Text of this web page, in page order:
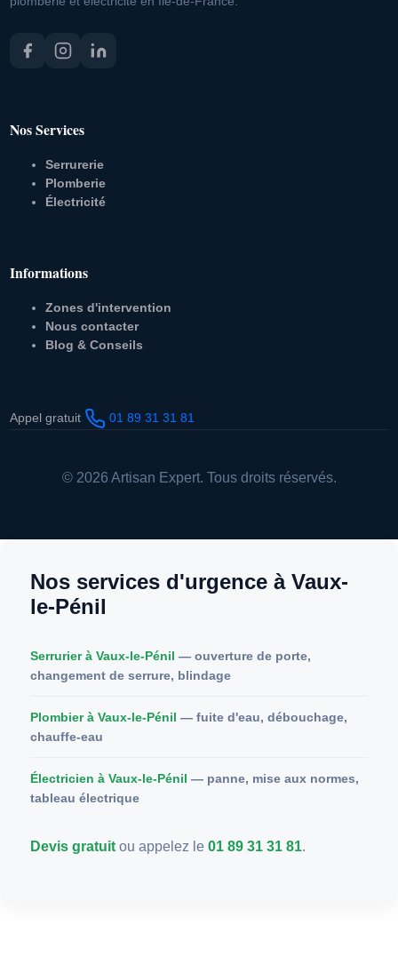
Nos Services
Serrurerie
Plomberie
Électricité
Informations
Zones d'intervention
Nous contacter
Blog & Conseils
Appel gratuit 01 89 31 31 81
© 2026 Artisan Expert. Tous droits réservés.
Nos services d'urgence à Vaux-
le-Pénil
Serrurier à Vaux-le-Pénil — ouverture de porte,
changement de serrure, blindage
Plombier à Vaux-le-Pénil — fuite d'eau, débouchage,
chauffe-eau
Électricien à Vaux-le-Pénil — panne, mise aux normes,
tableau électrique
Devis gratuit ou appelez le 01 89 31 31 81.